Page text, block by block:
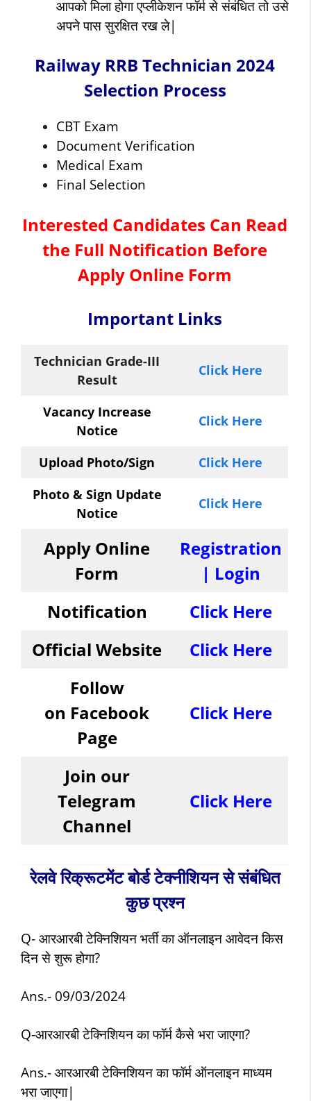
आपको मिला होगा एप्लीकेशन फॉर्म से संबंधित तो उसे
अपने पास सुरक्षित रख ले|
Railway RRB Technician 2024
Selection Process
CBT Exam
Document Verification
Medical Exam
Final Selection
Interested Candidates Can Read
the Full Notification Before
Apply Online Form
Important Links
Technician Grade-III
Result
Click Here
Vacancy Increase
Notice
Click Here
Upload Photo/Sign
Click Here
Photo & Sign Update
Notice
Click Here
Apply Online
Form
Registration
| Login
Notification
Click Here
Official Website
Click Here
Follow
on Facebook
Page
Click Here
Join our
Telegram
Channel
Click Here
रेलवे रिक्रूटमेंट बोर्ड टेक्नीशियन से संबंधित
कुछ प्रश्न
Q- आरआरबी टेक्निशियन भर्ती का ऑनलाइन आवेदन किस
दिन से शुरू होगा?
Ans.- 09/03/2024
Q-आरआरबी टेक्निशियन का फॉर्म कैसे भरा जाएगा?
Ans.- आरआरबी टेक्निशियन का फॉर्म ऑनलाइन माध्यम
भरा जाएगा|